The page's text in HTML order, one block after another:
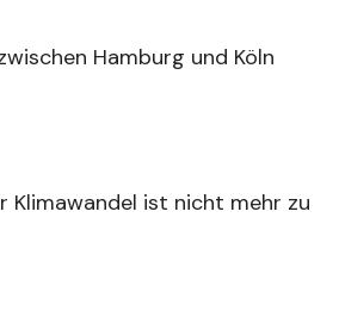
Hamburg und Köln
Klimawandel ist nicht mehr zu